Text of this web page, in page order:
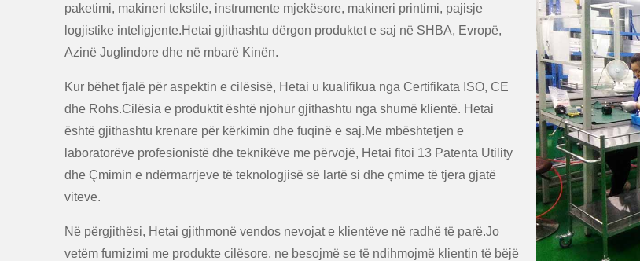
paketimi, makineri tekstile, instrumente mjekësore, makineri printimi, pajisje
logjistike inteligjente.Hetai gjithashtu dërgon produktet e saj në SHBA, Evropë,
Azinë Juglindore dhe në mbarë Kinën.
Kur bëhet fjalë për aspektin e cilësisë, Hetai u kualifikua nga Certifikata ISO, CE
dhe Rohs.Cilësia e produktit është njohur gjithashtu nga shumë klientë. Hetai
është gjithashtu krenare për kërkimin dhe fuqinë e saj.Me mbështetjen e
laboratorëve profesionistë dhe teknikëve me përvojë, Hetai fitoi 13 Patenta Utility
dhe Çmimin e ndërmarrjeve të teknologjisë së lartë si dhe çmime të tjera gjatë
viteve.
Në përgjithësi, Hetai gjithmonë vendos nevojat e klientëve në radhë të parë.Jo
vetëm furnizimi me produkte cilësore, ne besojmë se të ndihmojmë klientin të bëjë